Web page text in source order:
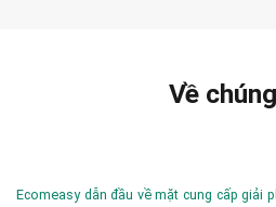
Về
Ecomeasy dẫn đầu về mặt cung cấp giải